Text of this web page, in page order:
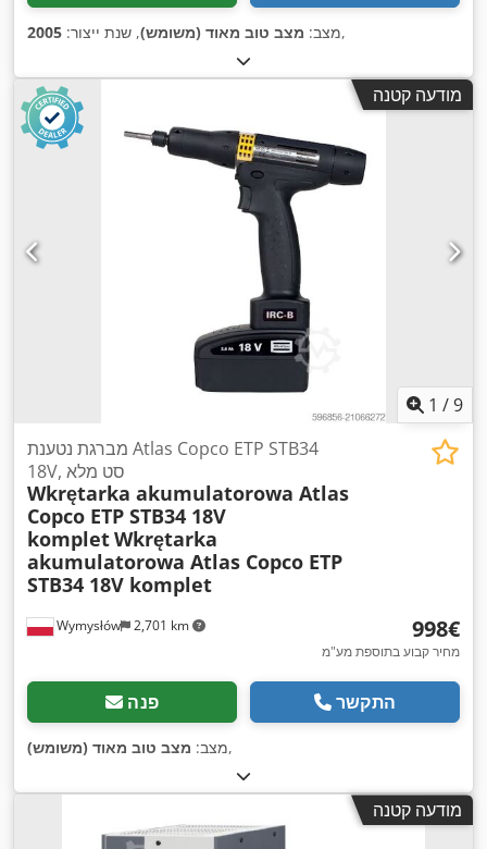
מצב: מצב טוב מאוד (משומש), שנת ייצור: 2005 ,
מודעה קטנה
1 /9
Wymysłów 2,701 km
מברגת נטענת Atlas Copco ETP STB34
18V, סט מלא
Wkrętarka akumulatorowa Atlas
Copco ETP STB34 18V
kompletWkrętarka
akumulatorowa Atlas Copco ETP
STB34 18V komplet
‏998 ‏€
מחיר קבוע בתוספת מע"מ
פנה התקשר
מצב: מצב טוב מאוד (משומש) ,
מודעה קטנה